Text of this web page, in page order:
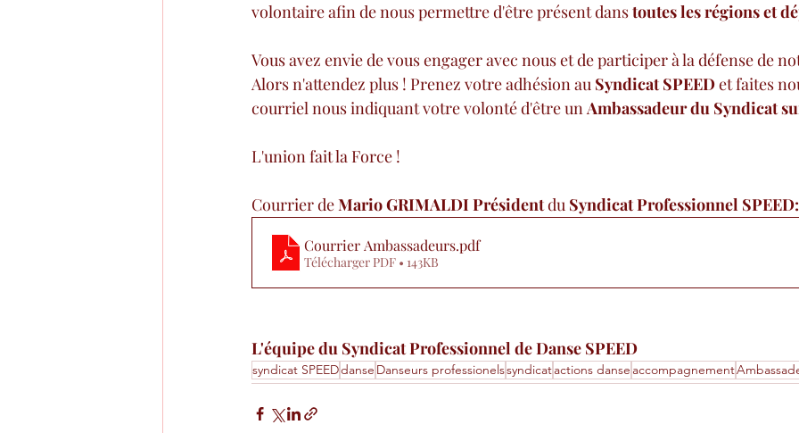
volontaire afin de nous permettre d'être présent dans toutes les régions et
Vous avez envie de vous engager avec nous et de participer à la défense de
Alors n'attendez plus ! Prenez votre adhésion au Syndicat SPEED et faites
courriel nous indiquant votre volonté d'être un Ambassadeur du Syndicat
L'union fait la Force !
Courrier de Mario GRIMALDI Président du Syndicat Professionnel SPEED:
Courrier Ambassadeurs.pdf
Télécharger PDF • 143KB
L'équipe du Syndicat Professionnel de Danse SPEED
syndicat SPEEDdanse Danseurs professionelssyndicatactions danse accompagnement